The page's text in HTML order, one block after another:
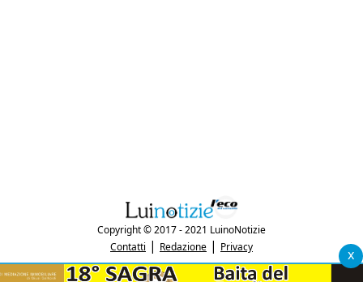
x
Copyright © 2017 - 2021 LuinoNotizie
Contatti | Redazione | Privacy
"Luinonotizie.it è una testata giornalistica iscritta al Registro Stampa del